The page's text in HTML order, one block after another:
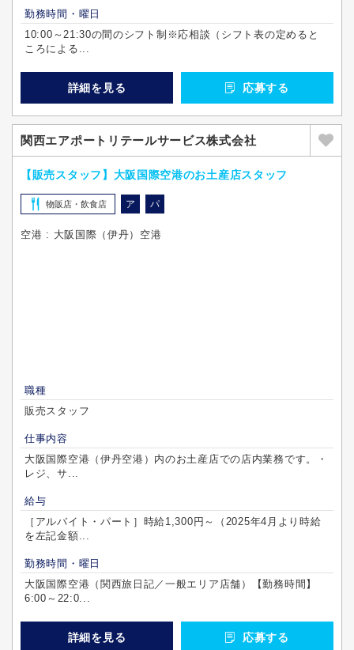
勤務時間・曜日
10:00～21:30の間のシフト制※応相談（シフト表の定めると
ころによる...
詳細を見る 応募する
関西エアポートリテールサービス株式会社
【販売スタッフ】大阪国際空港のお土産店スタッフ
物販店・飲食店 ア パ
空港 : 大阪国際（伊丹）空港
職種
販売スタッフ
仕事内容
大阪国際空港（伊丹空港）内のお土産店での店内業務です。・
レジ、サ...
給与
［アルバイト・パート］時給1,300円～（2025年4月より時給
を左記金額...
勤務時間・曜日
大阪国際空港（関西旅日記／一般エリア店舗）【勤務時間】
6:00～22:0...
詳細を見る 応募する